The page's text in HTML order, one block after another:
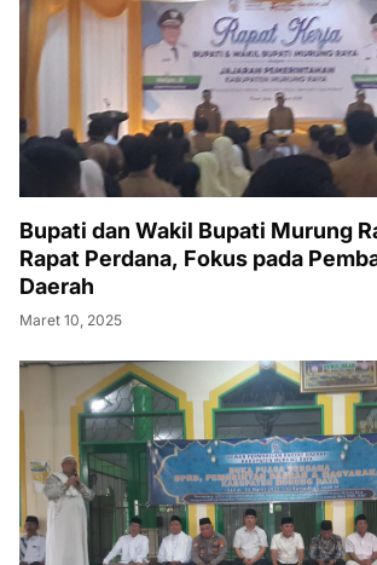
Bupati dan Wakil Bupati Murung
Rapat Perdana, Fokus pada
Daerah
Maret 10, 2025